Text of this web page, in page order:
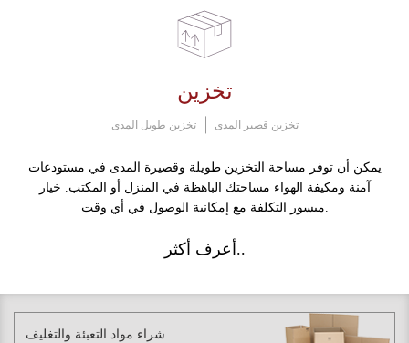
تخزين
تخزين طويل المدى تخزين قصير المدى
يمكن أن توفر مساحة التخزين طويلة وقصيرة المدى في مستودعات
آمنة ومكيفة الهواء مساحتك الباهظة في المنزل أو المكتب. خيار
أعرف أكثر..
شراء مواد التعبئة والتغليف